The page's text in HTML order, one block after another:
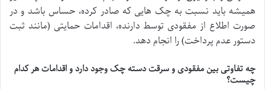
همیشه باید نسبت به چک هایی که صادر کرده، حساس باشد و در
صورت اطلاع از مفقودی توسط دارنده، اقدامات حمایتی (مانند ثبت
دستور عدم پرداخت) را انجام دهد.
چه تفاوتی بین مفقودی و سرقت دسته چک وجود دارد و اقدامات هر کدام
چیست؟